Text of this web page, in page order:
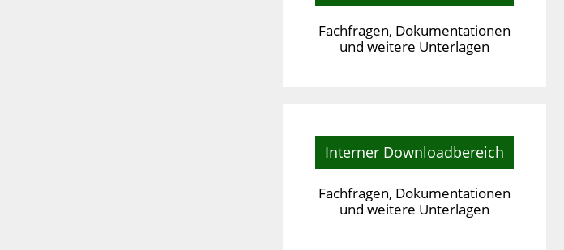
Fachfragen, Dokumentationen
und weitere Unterlagen
Interner Downloadbereich
Fachfragen, Dokumentationen
und weitere Unterlagen